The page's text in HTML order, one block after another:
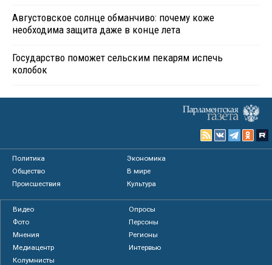
Августовское солнце обманчиво: почему коже
необходима защита даже в конце лета
Государство поможет сельским пекарям испечь
колобок
Политика
Экономика
Общество
В мире
Происшествия
Культура
Видео
Опросы
Фото
Персоны
Мнения
Регионы
Медиацентр
Интервью
Колумнисты